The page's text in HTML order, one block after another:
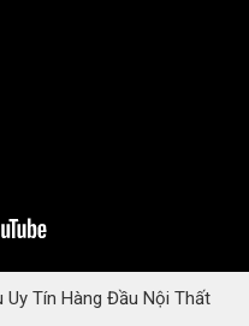
Uy Tín Hàng Đầu Nội Thất